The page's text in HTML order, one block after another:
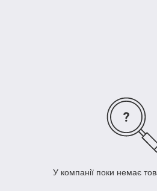
У компанії поки немає